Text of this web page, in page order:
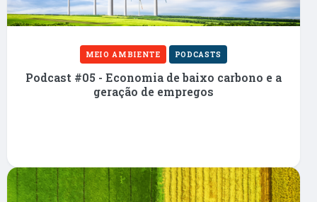
Ex-ministro e secretário-executivo do
Ministério do Desenvolvimento, Indústria e
Comércio Exterior do governo Fernando
Bráulio José Ferreira de Souza Dias
MEIO AMBIENTE PODCASTS
Podcast #05 - Economia de baixo carbono e a
geração de empregos